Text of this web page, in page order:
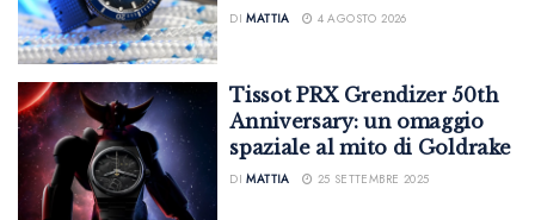
DI MATTIA 4 AGOSTO 2026
Tissot PRX Grendizer 50th
Anniversary: un omaggio
spaziale al mito di Goldrake
DI MATTIA 25 SETTEMBRE 2025